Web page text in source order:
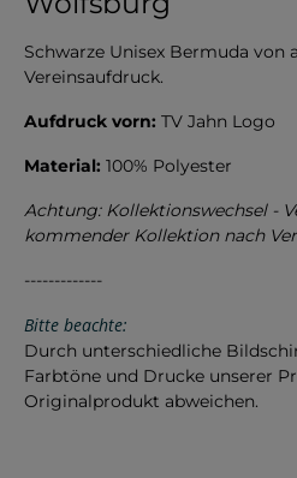
Schwarze Unisex Bermuda von
Vereinsaufdruck.
Aufdruck vorn: TV Jahn Logo
Material: 100% Polyester
Achtung: Kollektionswechsel -
kommender Kollektion nach
-------------
Bitte beachte:
Durch unterschiedliche
Farbtöne und Drucke unserer
Originalprodukt abweichen.